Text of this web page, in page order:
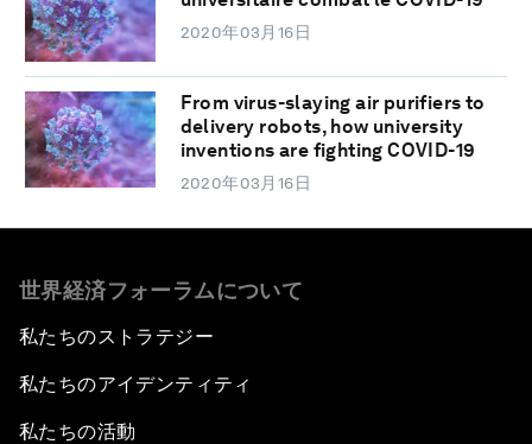
2020年03月16日
From virus-slaying air purifiers to
delivery robots, how university
inventions are fighting COVID-19
2020年03月16日
世界経済フォーラムについて
私たちのストラテジー
私たちのアイデンティティ
私たちの活動